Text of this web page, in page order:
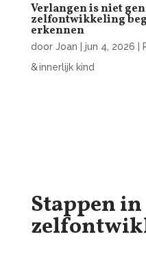
Verlangen is niet
zelfontwikkeling
erkennen
door Joan jun 4, 2026
& innerlijk kind
Stappen in